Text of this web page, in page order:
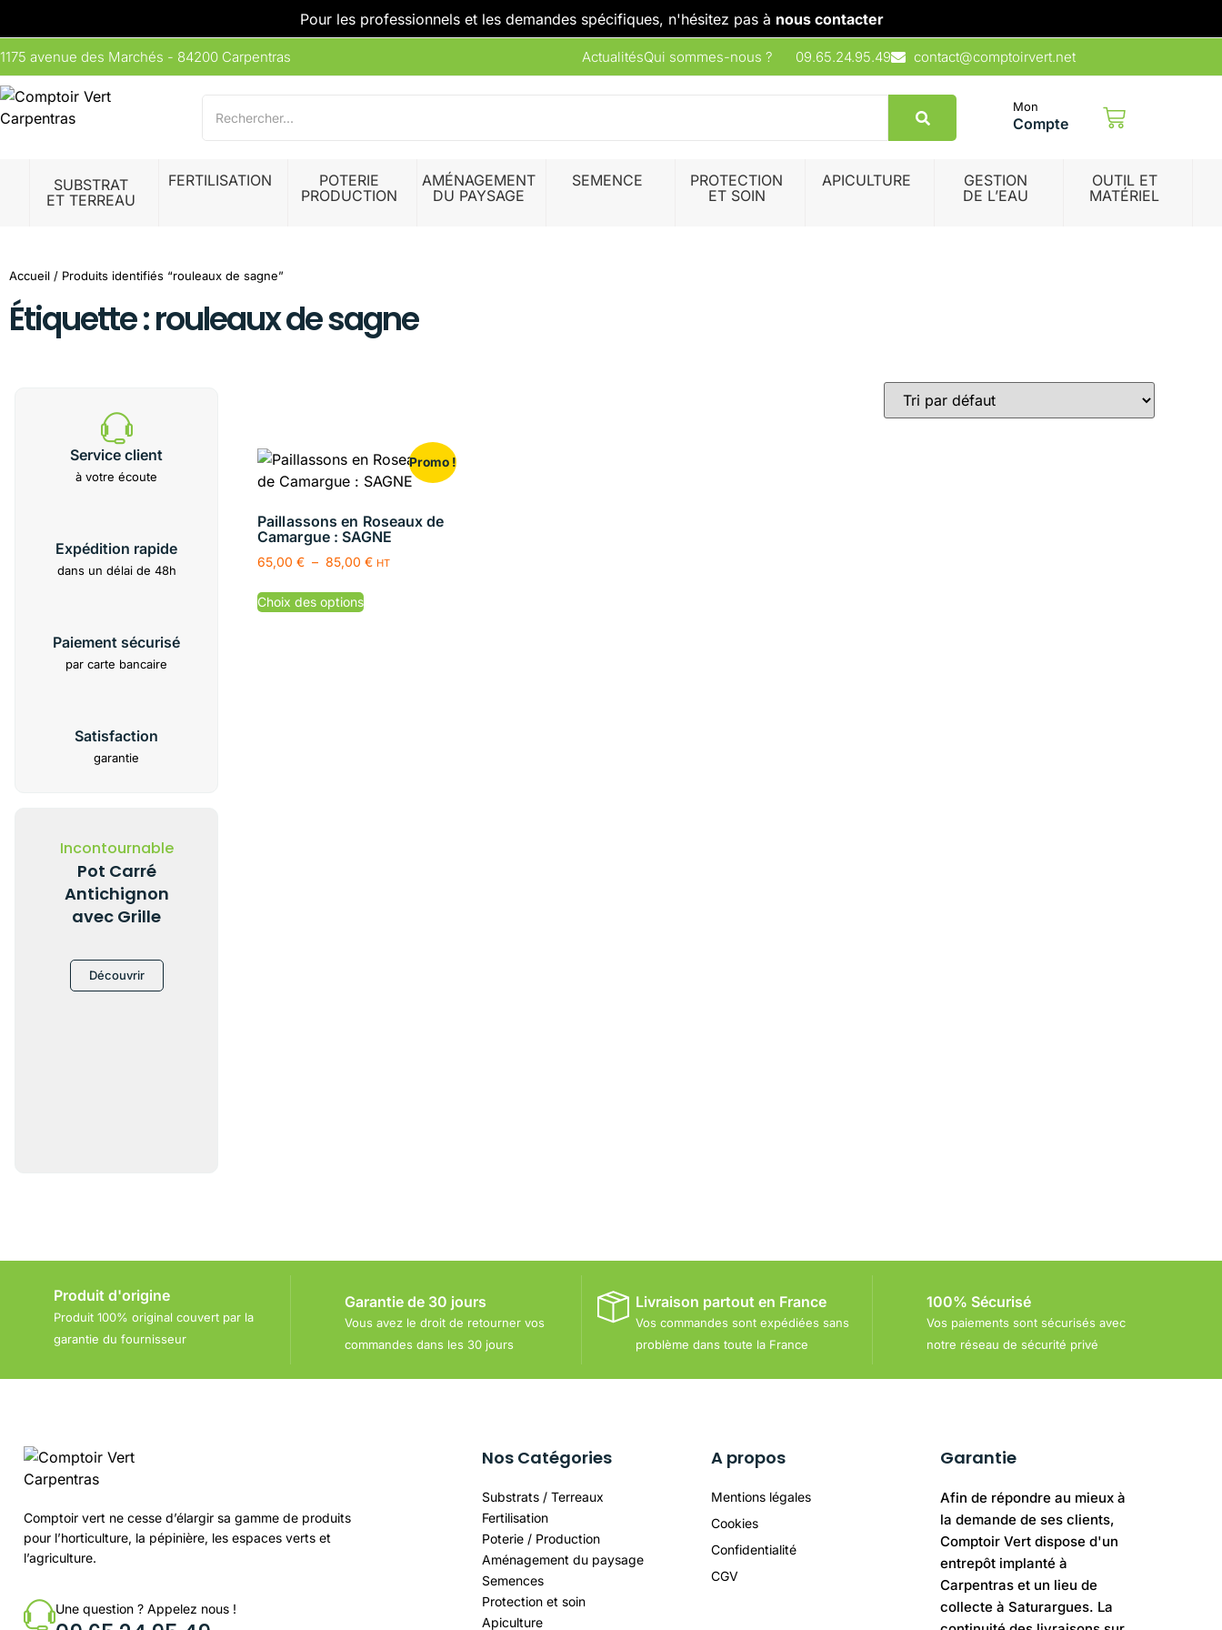
Pour les professionnels et les demandes spécifiques, n'hésitez pas à nous contacter
1175 avenue des Marchés - 84200 Carpentras ActualitésQui sommes-nous ? 09.65.24.95.49 contact@comptoirvert.net
Mon
Compte
SUBSTRAT
ET TERREAU
FERTILISATION
POTERIE
PRODUCTION
AMÉNAGEMENT
DU PAYSAGE
SEMENCE
PROTECTION
ET SOIN
APICULTURE
GESTION
DE L’EAU
OUTIL ET
MATÉRIEL
Accueil / Produits identifiés “rouleaux de sagne”
Étiquette : rouleaux de sagne
Service client
à votre écoute
Expédition rapide
dans un délai de 48h
Paiement sécurisé
par carte bancaire
Satisfaction
garantie
Incontournable
Pot Carré
Antichignon
avec Grille
Découvrir
Promo !
Paillassons en Roseaux de
Camargue : SAGNE
65,00 € – 85,00 € HT
Choix des options
Produit d'origine
Produit 100% original couvert par la
garantie du fournisseur
Garantie de 30 jours
Vous avez le droit de retourner vos
commandes dans les 30 jours
Livraison partout en France
Vos commandes sont expédiées sans
problème dans toute la France
100% Sécurisé
Vos paiements sont sécurisés avec
notre réseau de sécurité privé
Comptoir vert ne cesse d’élargir sa gamme de produits
pour l’horticulture, la pépinière, les espaces verts et
l’agriculture.
Une question ? Appelez nous !
Nos Catégories
Substrats / Terreaux
Fertilisation
Poterie / Production
Aménagement du paysage
Semences
Protection et soin
Apiculture
A propos
Mentions légales
Cookies
Confidentialité
CGV
Garantie
Afin de répondre au mieux à
la demande de ses clients,
Comptoir Vert dispose d'un
entrepôt implanté à
Carpentras et un lieu de
collecte à Saturargues. La